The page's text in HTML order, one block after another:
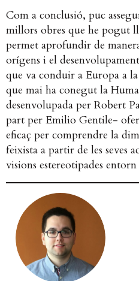
Com a conclusió, puc
millors obres que he pogut
permet aprofundir de
orígens i el
que va conduir a Europa a
que mai ha conegut la
desenvolupada per Robert
part per Emilio Gentile-
eficaç per comprendre la
feixista a partir de les seves
visions estereotipades